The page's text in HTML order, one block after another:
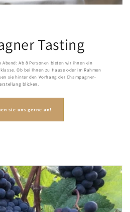
Tasting
Ab 8 Personen bieten wir ihnen ein
Ob bei Ihnen zu Hause oder im Rahmen
sie hinter den Vorhang der Champagner-
blicken.
sie uns gerne an!